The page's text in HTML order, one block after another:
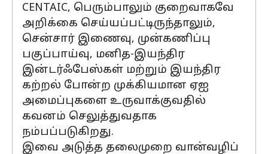
CENTAIC, பெரும்பாலும் குறைவாகவே
அறிக்கை செய்யப்பட்டிருந்தாலும்,
சென்சார் இணைவு, முன்கணிப்பு
பகுப்பாய்வு, மனித-இயந்திர
இன்டர்ஃபேஸ்கள் மற்றும் இயந்திர
கற்றல் போன்ற முக்கியமான ஏஐ
அமைப்புகளை உருவாக்குவதில்
கவனம் செலுத்துவதாக
நம்பப்படுகிறது.
இவை அடுத்த தலைமுறை வான்வழிப்